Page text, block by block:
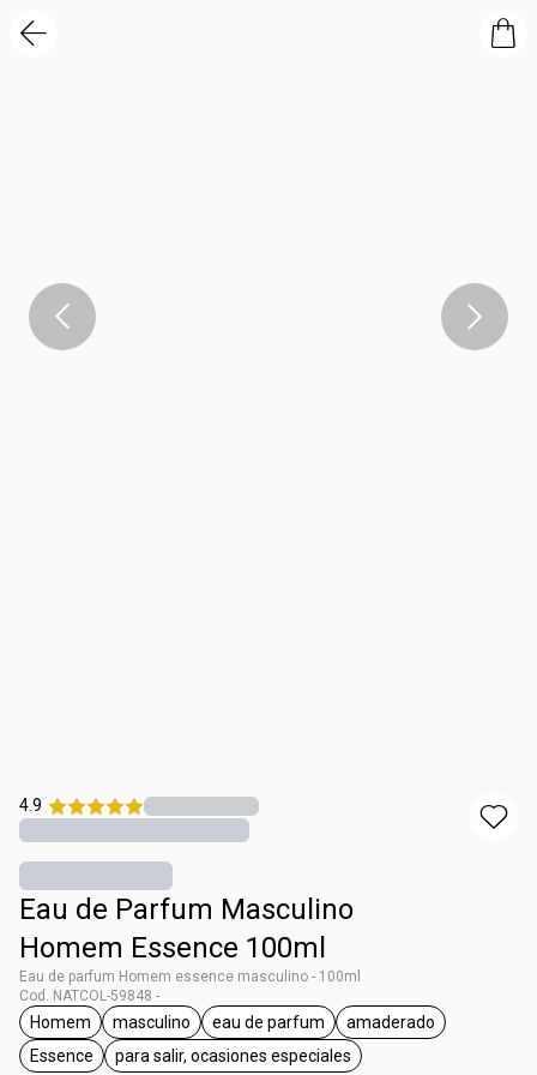
4.9
Eau de Parfum Masculino
Homem Essence 100ml
Eau de parfum Homem essence masculino - 100ml
Cod. NATCOL-59848 -
general.tag Homem
Homem
general.tag masculino
masculino
general.tag eau de parfum
eau de parfum
general.tag
amaderado
general.tag Essence
Essence
general.tag para salir, ocasiones
para salir, ocasiones especiales